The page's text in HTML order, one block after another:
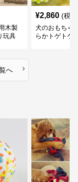
木製
玩具
¥2,860 (税
犬のおもちゃ
らかトゲトゲ
へ ›